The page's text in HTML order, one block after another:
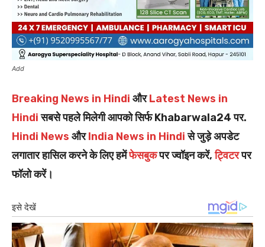
Add
Breaking News in Hindi औरLatest News in
Hindiसबसे पहले मिलेगी आपको सिर्फ Khabarwala24 पर.
Hindi News औरIndia News in Hindiसे जुड़े अपडेट
लगातार हासिल करने के लिए हमेंफेसबुकपर ज्वॉइन करें,ट्विटरपर
फॉलो करें।